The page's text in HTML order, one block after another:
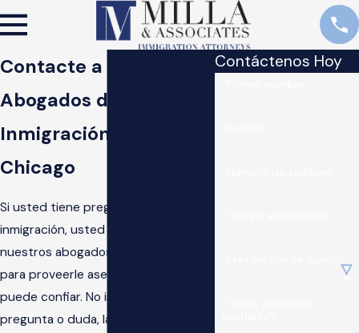
Contacte a Nuestros
Abogados de
Inmigración de
Chicago
Si usted tiene preguntas de
inmigración, usted puede confiar en
nuestros abogados de inmigración
para proveerle asesoría en la que
puede confiar. No importa su
pregunta o duda, la experiencia de
Contáctenos Hoy